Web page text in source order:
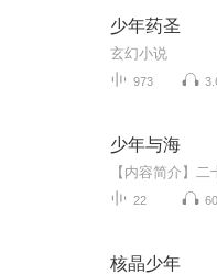
少年药圣
玄幻小说
973
少年与海
22
核晶少年